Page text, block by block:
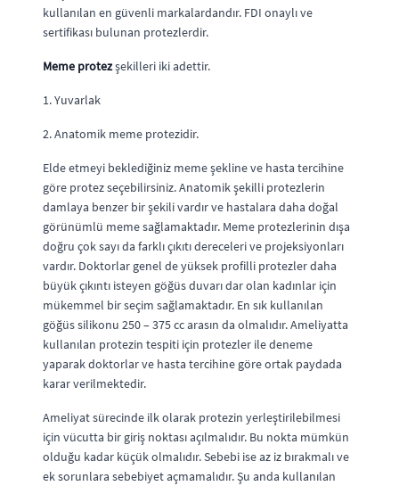
kullanılan en güvenli markalardandır. FDI onaylı ve
sertifikası bulunan protezlerdir.
Meme protezşekilleri iki adettir.
1. Yuvarlak
2. Anatomik meme protezidir.
Elde etmeyi beklediğiniz meme şekline ve hasta tercihine
göre protez seçebilirsiniz. Anatomik şekilli protezlerin
damlaya benzer bir şekili vardır ve hastalara daha doğal
görünümlü meme sağlamaktadır. Meme protezlerinin dışa
doğru çok sayı da farklı çıkıtı dereceleri ve projeksiyonları
vardır. Doktorlar genel de yüksek profilli protezler daha
büyük çıkıntı isteyen göğüs duvarı dar olan kadınlar için
mükemmel bir seçim sağlamaktadır. En sık kullanılan
göğüs silikonu 250 – 375 cc arasın da olmalıdır. Ameliyatta
kullanılan protezin tespiti için protezler ile deneme
yaparak doktorlar ve hasta tercihine göre ortak paydada
karar verilmektedir.
Ameliyat sürecinde ilk olarak protezin yerleştirilebilmesi
için vücutta bir giriş noktası açılmalıdır. Bu nokta mümkün
olduğu kadar küçük olmalıdır. Sebebi ise az iz bırakmalı ve
ek sorunlara sebebiyet açmamalıdır. Şu anda kullanılan